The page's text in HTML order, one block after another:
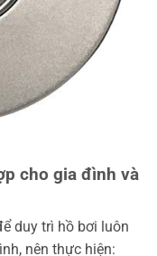
cho gia đình và
duy trì hồ bơi luôn
nên thực hiện: